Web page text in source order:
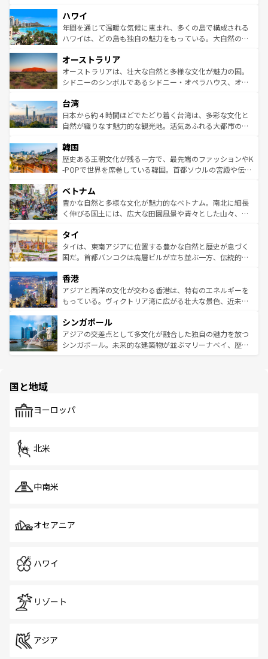
ば市内交通費無料で観光を楽しむこともできる。 なお、新
着のスイス情報はコンテンツ一覧 を参照してほしい。
のような巨大都市は、観光、ショッピング、エンターテイ
ンメントが詰まった刺激的なスポットだ。一方、アメリカ
西部には大自然が広がり、グランドキャニオンやイエロー
部のニューオーリンズでは、音楽と美食が融合した独特の
文化が魅力。旅行者はアメリカの各地域で異なる魅力を楽
しみながら、その多様性と豊かな歴史を感じることができ
ならではの贅沢な旅のスタイルだ。 なお、新着のアメリカ
情報はコンテンツ一覧を参照してほしい。
ハワイ
年間を通じて温暖な気候に恵まれ、多くの島で構成される
ハワイは、どの島も独自の魅力をもっている。大自然の神
ワイ島は見逃せない。また、定番の観光地といえばオアフ
島だが、静かな自然を求めるならマウイ島やカウアイ島が
おすすめ。エメラルドグリーンに輝く海をはじめ、豊かな
れるおもてなしの心で訪れる人々を迎えてくれるハワイの
人々、おいしいローカルフードやハワイアンミュージッ
ク、伝統的なフラダンスなど、すべてがハワイの魅力を彩
ワイを、存分に味わってほしい。 なお、新着のハワイ情報
はコンテンツ一覧を参照してほしい。
オーストラリア
オーストラリアは、壮大な自然と多様な文化が魅力の国。
シドニーのシンボルであるシドニー・オペラハウス、オー
リアリーフや大陸中央部にそびえるウルル（エアーズロッ
ク）、タスマニアの美しい原生林やケアンズの熱帯雨林な
ど、見どころがたくさん。また、カフェやワイン、オージ
いる。アクティビティも充実しており、サーフィンやダイ
ビング、ハイキングなど、アウトドア好きにはたまらな
い。オーストラリアの多彩な魅力を存分に味わいつくそ
参照してほしい。
台湾
日本から約４時間ほどでたどり着く台湾は、多彩な文化と
自然が織りなす魅力的な観光地。活気あふれる大都市の台
ン）、静ひつな山岳地帯である台湾東部など、都市の喧騒
と山間の静けさが共存しており、訪れる人に新しい発見と
驚きをもたらしてくれる。また、奥深い台湾の食文化も魅
容にもいいと評判のスイーツなど、バラエティ豊かな料理
が味わえる。 なお、新着の台湾情報は コンテンツ一覧を参
照してほしい。
韓国
歴史ある王朝文化が残る一方で、最先端のファッションやK
-POPで世界を席巻している韓国。首都ソウルの宮殿や伝統
き、地方に足を延ばせば四季折々の自然美を楽しむことが
できる。そして、キムチや焼肉、絶品のストリートフード
まで、さまざまな韓国料理が待っている。夜には、韓国な
リティに包まれながら、韓国の多彩な魅力を心ゆくまで味
わってみてほしい。 なお、新着の韓国情報はコンテンツ一
覧を参照してほしい。
ベトナム
豊かな自然と多様な文化が魅力的なベトナム。南北に細長
く伸びる国土には、広大な田園風景や青々とした山々、世
急速な発展と共に伝統が息づく。ハノイの古い町並みやホ
ーチミン市のフランス統治時代の建物も、独特の雰囲気を
醸し出している。また、バラエティの豊かさとおいしさで
とつ。フォーやバインミー、ベトナムコーヒーなどは、ぜ
ひ現地で味わいたい。どの地域を訪れてもあたたかい人々
が旅行者を迎えてくれるので、きっと忘れられない旅にな
参照してほしい。
タイ
タイは、東南アジアに位置する豊かな自然と歴史が息づく
国だ。首都バンコクは高層ビルが立ち並ぶ一方、伝統的な
の活気が交差している。北部ではチェンマイなどの山岳地
帯で自然と触れ合い、南部ではプーケットやクラビの美し
いビーチでリゾート気分を楽しむことができる。タイ料理
激する。気候は一年中温暖で、どの季節にも異なる楽しみ
が待っている。親しみやすいタイの人々、仏教を中心とし
た文化、そして多様な観光資源が、訪れる旅人を魅了し続
香港
アジアと西洋の文化が交わる香港は、特有のエネルギーを
もっている。ヴィクトリア湾に広がる壮大な景色、近未来
み、どこを訪れても感動するはず。観光スポットが密集し
ており、効率よく見どころを回れるのも魅力。息をのむよ
うな絶景から文化的な体験まで、香港を存分に楽しみ尽く
シンガポール
アジアの交差点として多文化が融合した独自の魅力を放つ
シンガポール。未来的な建築物が並ぶマリーナベイ、歴史
で、ホーカーズは地元の風情を楽しめる外せないスポット
国と地域
ヨーロッパ
北米
中南米
オセアニア
ハワイ
リゾート
アジア